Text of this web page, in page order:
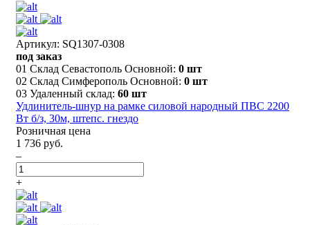
Артикул: SQ1307-0308
под заказ
01 Склад Севастополь Основной: 0 шт
02 Склад Симферополь Основной: 0 шт
03 Удаленный склад: 60 шт
Удлинитель-шнур на рамке силовой народный ПВС 2200
Вт б/з, 30м, штепс. гнездо
Розничная цена
1 736 руб.
–
+